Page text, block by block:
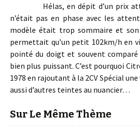
Hélas, en dépit d’un prix
n’était pas en phase avec les
modèle était trop sommaire et
permettait qu’un petit 102km/h en
pointé du doigt et souvent comparé
bien plus puissant. C’est pourquoi
1978 en rajoutant à la 2CV Spécial
aussi d’autres teintes au nuancier…
Sur Le Même Thème